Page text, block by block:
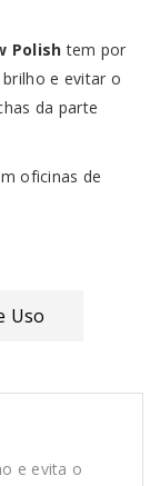
Polish tem por
e evitar o
da parte
oficinas de
Uso
e evita o